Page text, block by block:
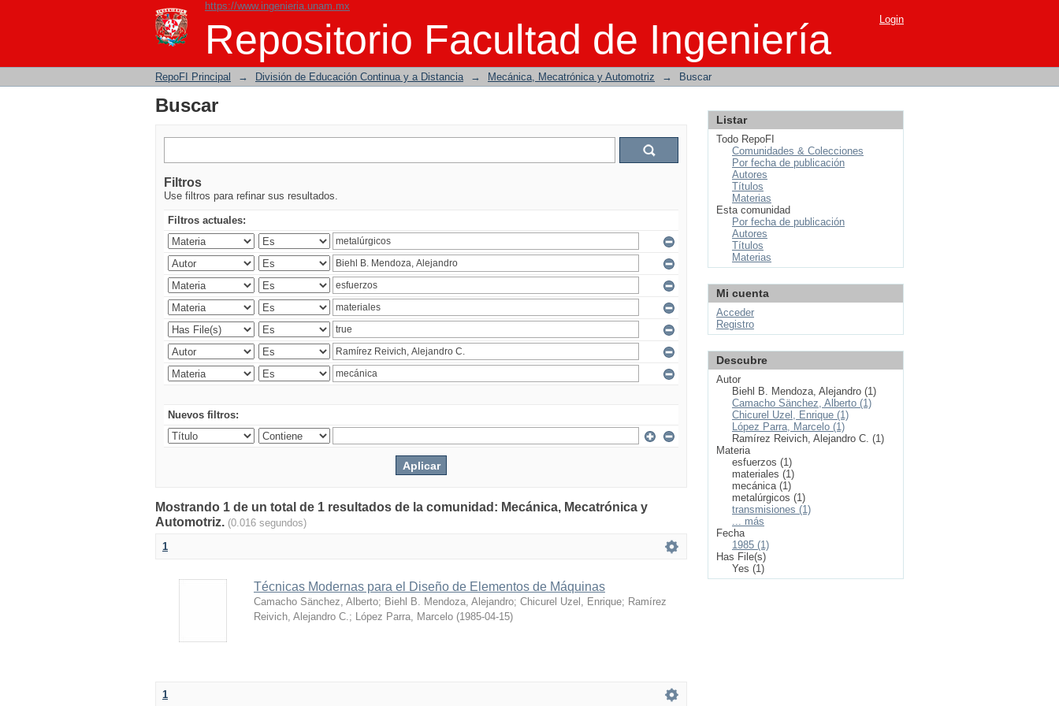
https://www.ingenieria.unam.mx
Repositorio Facultad de Ingeniería
Buscar Login
RepoFI Principal → División de Educación Continua y a Distancia → Mecánica, Mecatrónica y Automotriz → Buscar
Buscar
Filtros
Use filtros para refinar sus resultados.
Filtros actuales:
Nuevos filtros:
Mostrando 1 de un total de 1 resultados de la comunidad: Mecánica, Mecatrónica y
Automotriz. (0.016 segundos)
1
Técnicas Modernas para el Diseño de Elementos de Máquinas
Camacho Sänchez, Alberto; Biehl B. Mendoza, Alejandro; Chicurel Uzel, Enrique; Ramírez
Reivich, Alejandro C.; López Parra, Marcelo (1985-04-15)
1
Listar
Todo RepoFI
Comunidades & Colecciones
Por fecha de publicación
Autores
Títulos
Materias
Esta comunidad
Por fecha de publicación
Autores
Títulos
Materias
Mi cuenta
Acceder
Registro
Descubre
Autor
Biehl B. Mendoza, Alejandro (1)
Camacho Sänchez, Alberto (1)
Chicurel Uzel, Enrique (1)
López Parra, Marcelo (1)
Ramírez Reivich, Alejandro C. (1)
Materia
esfuerzos (1)
materiales (1)
mecánica (1)
metalúrgicos (1)
transmisiones (1)
... más
Fecha
1985 (1)
Has File(s)
Yes (1)